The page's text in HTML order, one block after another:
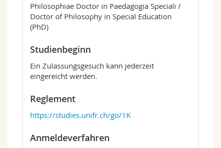
Philosophiae Doctor in Paedagogia Speciali /
Doctor of Philosophy in Special Education
(PhD)
Studienbeginn
Ein Zulassungsgesuch kann jederzeit
eingereicht werden.
Reglement
https://studies.unifr.ch/go/1K
Anmeldeverfahren